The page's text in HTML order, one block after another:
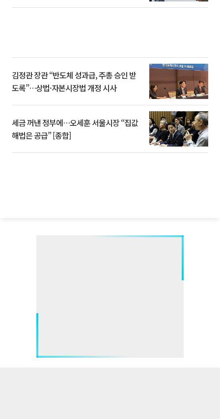
김정관 장관 “반도체 성과급, 주총 승인 받
도록”…상법·자본시장법 개정 시사
세금 꺼낸 정부에…오세훈 서울시장 “집값
해법은 공급” [종합]